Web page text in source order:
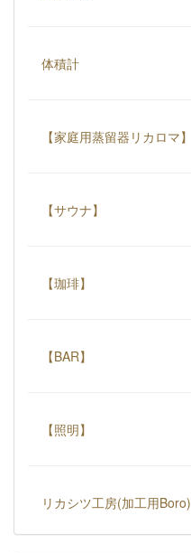
体積計
【家庭用蒸留器リカロマ】
【サウナ】
【珈琲】
【BAR】
【照明】
リカシツ工房(加工用Boro)